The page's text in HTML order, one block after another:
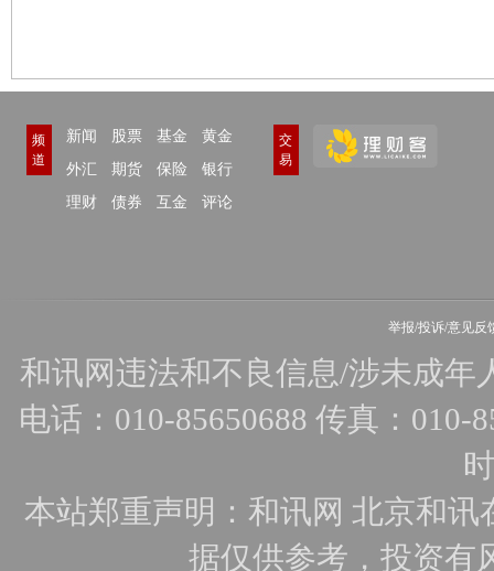
频
道
新闻 股票 基金
黄金
外汇
期货 保险
银行
理财
债券 互金 评论
交
易
举报/投诉/意见反
和讯网违法和不良信息/涉未成年
电话：010-85650688 传真：010-
本站郑重声明：和讯网 北京和
据仅供参考，投资有